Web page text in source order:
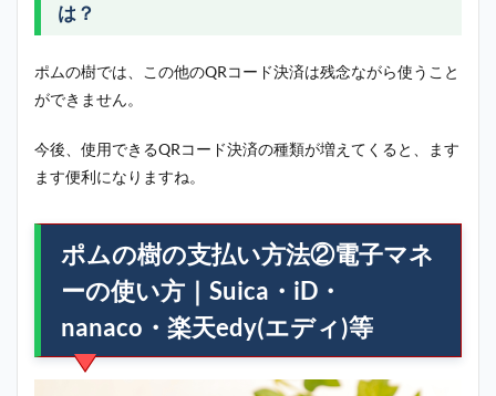
は？
ポムの樹では、この他のQRコード決済は残念ながら使うこと
ができません。
今後、使用できるQRコード決済の種類が増えてくると、ます
ます便利になりますね。
ポムの樹の支払い方法②電子マネ
ーの使い方｜Suica・iD・
nanaco・楽天edy(エディ)等